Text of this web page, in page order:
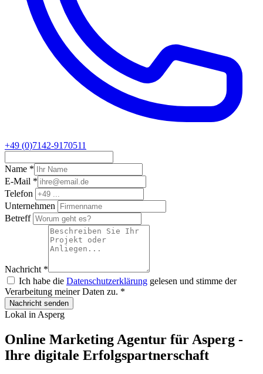
+49 (0)7142-9170511
Name *
E-Mail *
Telefon
Unternehmen
Betreff
Nachricht *
Ich habe die Datenschutzerklärung gelesen und stimme der
Verarbeitung meiner Daten zu. *
Nachricht senden
Lokal in Asperg
Online Marketing Agentur für Asperg -
Ihre digitale Erfolgspartnerschaft